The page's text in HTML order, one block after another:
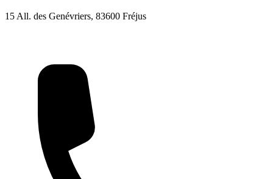
15 All. des Genévriers, 83600 Fréjus